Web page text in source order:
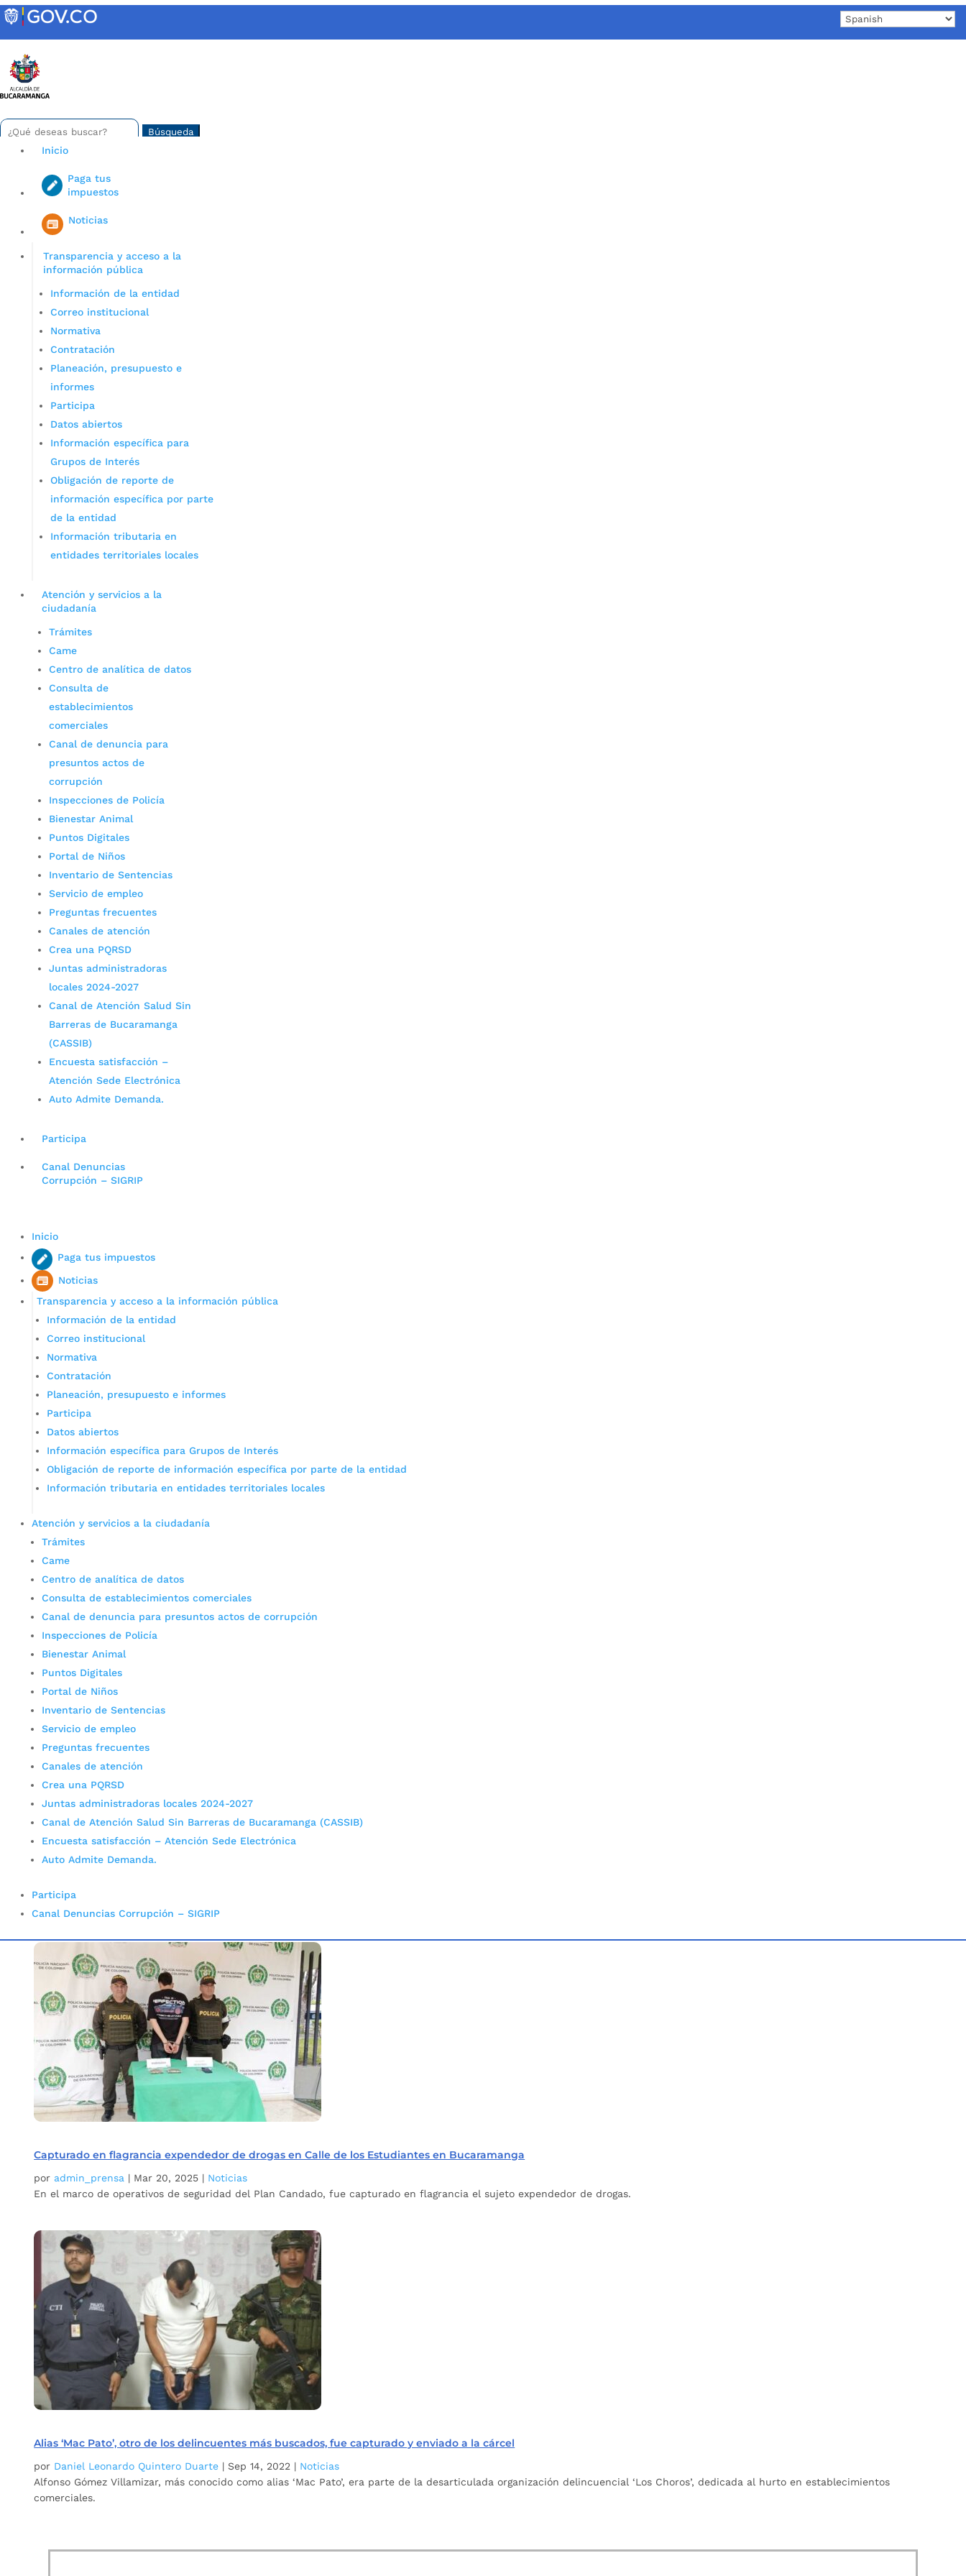
Skip
to
Buscar:
Search
for...
Iniciar sesión en gov co
Inicio
Paga tus
impuestos
Noticias
Transparencia y acceso a la
información pública
Información de la entidad
Correo institucional
Normativa
Contratación
Planeación, presupuesto e
informes
Participa
Datos abiertos
Información específica para
Grupos de Interés
Obligación de reporte de
información específica por parte
de la entidad
Información tributaria en
entidades territoriales locales
Atención y servicios a la
ciudadanía
Trámites
Came
Centro de analítica de datos
Consulta de
establecimientos
comerciales
Canal de denuncia para
presuntos actos de
corrupción
Inspecciones de Policía
Bienestar Animal
Puntos Digitales
Portal de Niños
Inventario de Sentencias
Servicio de empleo
Preguntas frecuentes
Canales de atención
Crea una PQRSD
Juntas administradoras
locales 2024-2027
Canal de Atención Salud Sin
Barreras de Bucaramanga
(CASSIB)
Encuesta satisfacción –
Atención Sede Electrónica
Auto Admite Demanda.
Participa
Canal Denuncias
Corrupción – SIGRIP
Inicio
Paga tus impuestos
Noticias
Transparencia y acceso a la información pública
Información de la entidad
Correo institucional
Normativa
Contratación
Planeación, presupuesto e informes
Participa
Datos abiertos
Información específica para Grupos de Interés
Obligación de reporte de información específica por parte de la entidad
Información tributaria en entidades territoriales locales
Atención y servicios a la ciudadanía
Trámites
Came
Centro de analítica de datos
Consulta de establecimientos comerciales
Canal de denuncia para presuntos actos de corrupción
Inspecciones de Policía
Bienestar Animal
Puntos Digitales
Portal de Niños
Inventario de Sentencias
Servicio de empleo
Preguntas frecuentes
Canales de atención
Crea una PQRSD
Juntas administradoras locales 2024-2027
Canal de Atención Salud Sin Barreras de Bucaramanga (CASSIB)
Encuesta satisfacción – Atención Sede Electrónica
Auto Admite Demanda.
Participa
Canal Denuncias Corrupción – SIGRIP
Etiqueta: Capturado
Capturado en flagrancia expendedor de drogas en Calle de los Estudiantes en Bucaramanga
por admin_prensa | Mar 20, 2025 | Noticias
En el marco de operativos de seguridad del Plan Candado, fue capturado en flagrancia el sujeto expendedor de drogas.
Alias ‘Mac Pato’, otro de los delincuentes más buscados, fue capturado y enviado a la cárcel
por Daniel Leonardo Quintero Duarte | Sep 14, 2022 | Noticias
Alfonso Gómez Villamizar, más conocido como alias ‘Mac Pato’, era parte de la desarticulada organización delincuencial ‘Los Choros’, dedicada al hurto en establecimientos
comerciales.